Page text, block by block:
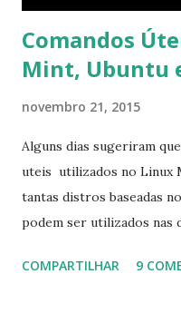
Comandos
Mint, Ubuntu
novembro 21, 2015
Alguns dias sugeriram
uteis utilizados no Linux
tantas distros baseadas
podem ser utilizados nas
Linux Mint 17, Pinguy OS
COMPARTILHAR 9